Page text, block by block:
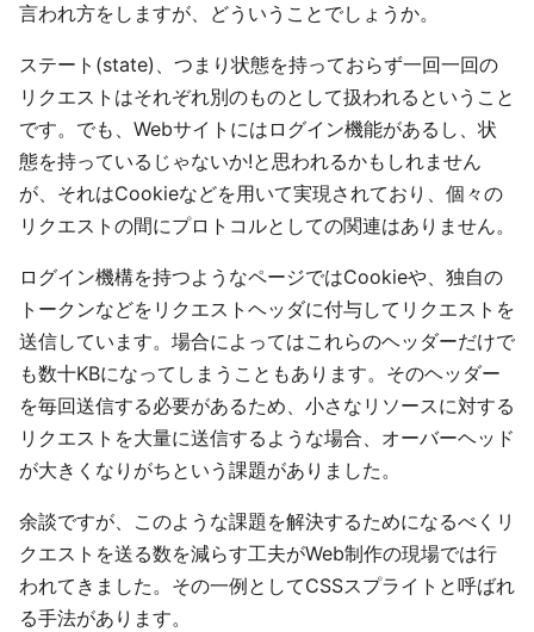
言われ方をしますが、どういうことでしょうか。
ステート(state)、つまり状態を持っておらず一回一回の
リクエストはそれぞれ別のものとして扱われるということ
です。でも、Webサイトにはログイン機能があるし、状
態を持っているじゃないか!と思われるかもしれません
が、それはCookieなどを用いて実現されており、個々の
リクエストの間にプロトコルとしての関連はありません。
ログイン機構を持つようなページではCookieや、独自の
トークンなどをリクエストヘッダに付与してリクエストを
送信しています。場合によってはこれらのヘッダーだけで
も数十KBになってしまうこともあります。そのヘッダー
を毎回送信する必要があるため、小さなリソースに対する
リクエストを大量に送信するような場合、オーバーヘッド
が大きくなりがちという課題がありました。
余談ですが、このような課題を解決するためになるべくリ
クエストを送る数を減らす工夫がWeb制作の現場では行
われてきました。その一例としてCSSスプライトと呼ばれ
る手法があります。